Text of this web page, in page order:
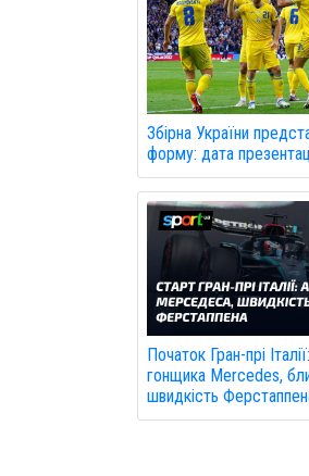
Збірна України
форму: дата
Початок Гран-прі
гонщика Mercedes,
швидкість